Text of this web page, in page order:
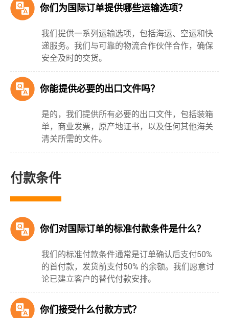
你们为国际订单提供哪些运输选项？
我们提供一系列运输选项，包括海运、空运和快
递服务。我们与可靠的物流合作伙伴合作，确保
安全及时的交货。
你能提供必要的出口文件吗？
是的，我们提供所有必要的出口文件，包括装箱
单，商业发票，原产地证书，以及任何其他海关
清关所需的文件。
付款条件
你们对国际订单的标准付款条件是什么？
我们的标准付款条件通常是订单确认后支付50%
的首付款，发货前支付50% 的余额。我们愿意讨
论已建立客户的替代付款安排。
你们接受什么付款方式？